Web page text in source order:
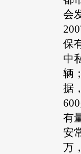
会
保
中
辆
据
有
安
万